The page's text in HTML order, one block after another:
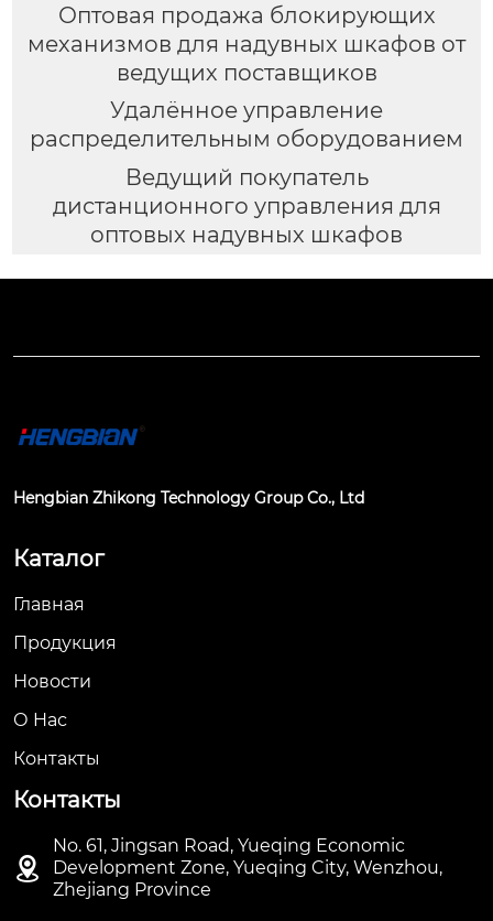
Оптовая продажа блокирующих
механизмов для надувных шкафов от
ведущих поставщиков
Удалённое управление
распределительным оборудованием
Ведущий покупатель
дистанционного управления для
оптовых надувных шкафов
Hengbian Zhikong Technology Group Co., Ltd
Каталог
Главная
Продукция
Новости
О Hас
Контакты
Контакты

No. 61, Jingsan Road, Yueqing Economic
Development Zone, Yueqing City, Wenzhou,
Zhejiang Province